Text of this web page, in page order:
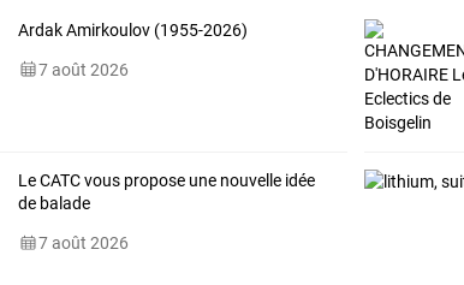
Ardak Amirkoulov (1955-2026)
7 août 2026
Le CATC vous propose une nouvelle idée
de balade
7 août 2026